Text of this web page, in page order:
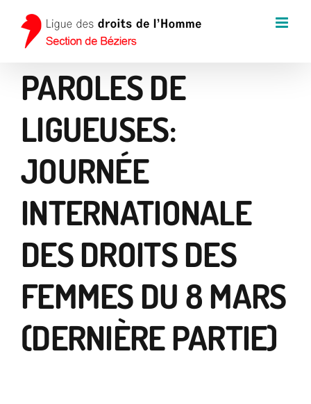
contenu
PAROLES DE
LIGUEUSES:
JOURNÉE
INTERNATIONALE
DES DROITS DES
FEMMES DU 8 MARS
(DERNIÈRE PARTIE)